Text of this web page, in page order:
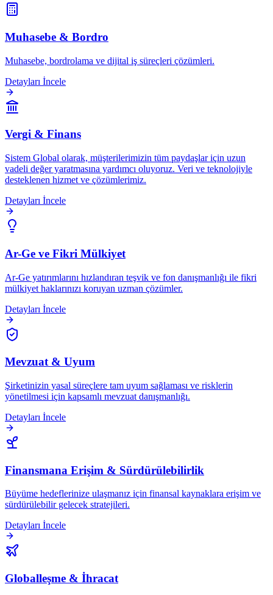
Muhasebe & Bordro
Muhasebe, bordrolama ve dijital iş süreçleri çözümleri.
Detayları İncele
Vergi & Finans
Sistem Global olarak, müşterilerimizin tüm paydaşlar için uzun
vadeli değer yaratmasına yardımcı oluyoruz. Veri ve teknolojiyle
desteklenen hizmet ve çözümlerimiz.
Detayları İncele
Ar-Ge ve Fikri Mülkiyet
Ar-Ge yatırımlarını hızlandıran teşvik ve fon danışmanlığı ile fikri
mülkiyet haklarınızı koruyan uzman çözümler.
Detayları İncele
Mevzuat & Uyum
Şirketinizin yasal süreçlere tam uyum sağlaması ve risklerin
yönetilmesi için kapsamlı mevzuat danışmanlığı.
Detayları İncele
Finansmana Erişim & Sürdürülebilirlik
Büyüme hedeflerinize ulaşmanız için finansal kaynaklara erişim ve
sürdürülebilir gelecek stratejileri.
Detayları İncele
Globalleşme & İhracat